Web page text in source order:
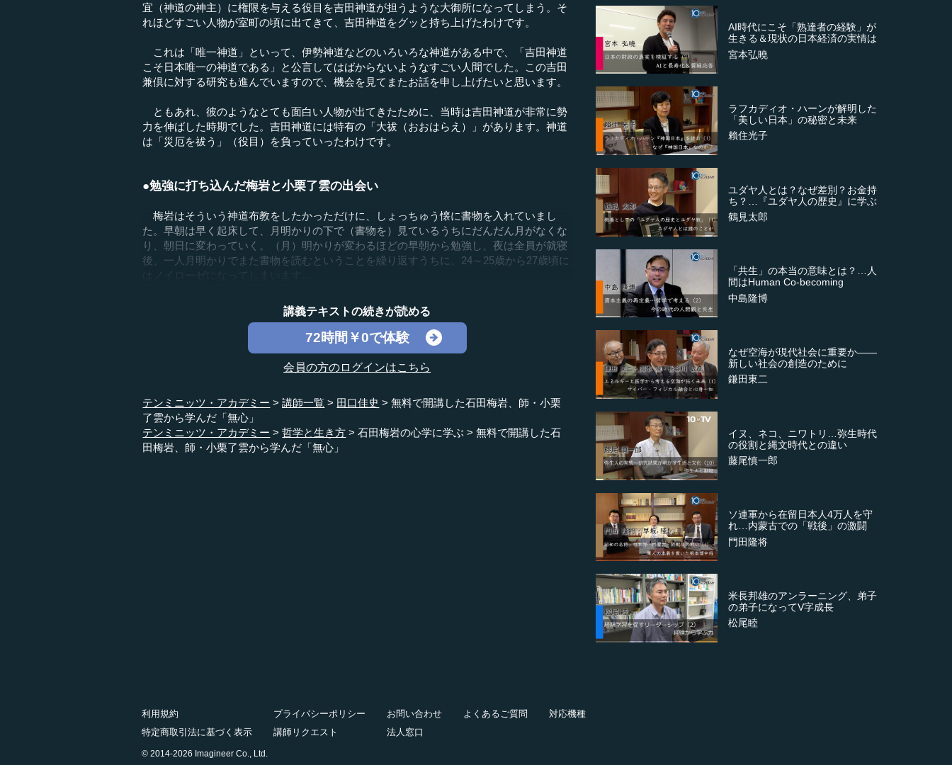
宜（神道の神主）に権限を与える役目を吉田神道が担うような大御所になってしまう。そ
れほどすごい人物が室町の頃に出てきて、吉田神道をグッと持ち上げたわけです。
これは「唯一神道」といって、伊勢神道などのいろいろな神道がある中で、「吉田神道
こそ日本唯一の神道である」と公言してはばからないようなすごい人間でした。この吉田
兼倶に対する研究も進んでいますので、機会を見てまたお話を申し上げたいと思います。
ともあれ、彼のようなとても面白い人物が出てきたために、当時は吉田神道が非常に勢
力を伸ばした時期でした。吉田神道には特有の「大祓（おおはらえ）」があります。神道
は「災厄を祓う」（役目）を負っていったわけです。
●勉強に打ち込んだ梅岩と小栗了雲の出会い
梅岩はそういう神道布教をしたかっただけに、しょっちゅう懐に書物を入れていまし
た。早朝は早く起床して、月明かりの下で（書物を）見ているうちにだんだん月がなくな
り、朝日に変わっていく。（月）明かりが変わるほどの早朝から勉強し、夜は全員が就寝
後、一人月明かりでまた書物を読むということを繰り返すうちに、24～25歳から27歳頃に
講義テキストの続きが読める
72時間￥0で体験
会員の方のログインはこちら
テンミニッツ・アカデミー 講師一覧 田口佳史
無料で開講した石田梅岩、師・小栗
了雲から学んだ「無心」
テンミニッツ・アカデミー
哲学と生き方 石田梅岩の心学に学ぶ
無料で開講した石
田梅岩、師・小栗了雲から学んだ「無心」
AI時代にこそ「熟達者の経験」が
生きる＆現状の日本経済の実情は
宮本弘曉
ラフカディオ・ハーンが解明した
「美しい日本」の秘密と未来
賴住光子
ユダヤ人とは？なぜ差別？お金持
ち？…『ユダヤ人の歴史』に学ぶ
鶴見太郎
「共生」の本当の意味とは？…人
間はHuman Co-becoming
中島隆博
なぜ空海が現代社会に重要か――
新しい社会の創造のために
鎌田東二
イヌ、ネコ、ニワトリ…弥生時代
の役割と縄文時代との違い
藤尾慎一郎
ソ連軍から在留日本人4万人を守
れ…内蒙古での「戦後」の激闘
門田隆将
米長邦雄のアンラーニング、弟子
の弟子になってV字成長
松尾睦
利用規約 プライバシーポリシー お問い合わせ よくあるご質問
対応機種
特定商取引法に基づく表示
講師リクエスト 法人窓口
© 2014-2026 Imagineer Co., Ltd.